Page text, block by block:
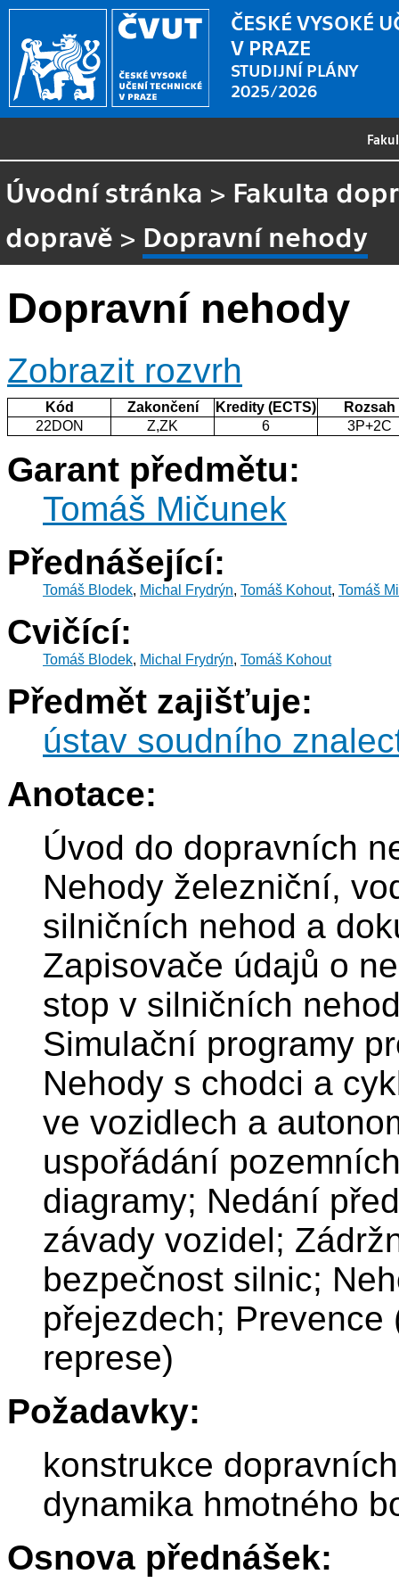
ČESKÉ VYSOKÉ
V PRAZE
STUDIJNÍ PLÁNY
2025/2026
Úvodní stránka > Fakulta
dopravě > Dopravní nehody
Dopravní nehody
Zobrazit rozvrh
Kód Zakončení Kredity (ECTS)
Rozsah
22DON
Z,ZK 6 3P+2C
Garant předmětu:
Tomáš Mičunek
Přednášející:
Tomáš Blodek, Michal Frydrýn, Tomáš Kohout, Tomáš
Cvičící:
Tomáš Blodek, Michal Frydrýn, Tomáš Kohout
Předmět zajišťuje:
ústav soudního
Anotace:
Úvod do dopravních
Nehody železniční,
silničních nehod a
Zapisovače údajů o
stop v silničních
Simulační programy
Nehody s chodci a
ve vozidlech a
uspořádání
diagramy; Nedání
závady vozidel;
bezpečnost silnic;
přejezdech;
represe)
Požadavky:
konstrukce
dynamika hmotného
Osnova přednášek: